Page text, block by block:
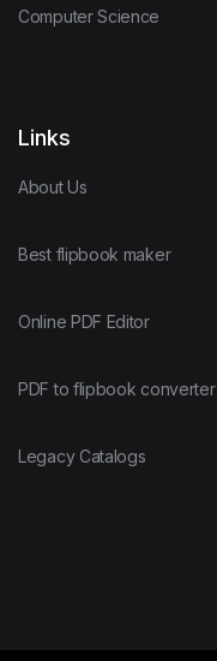
Computer Science
Links
About Us
Best flipbook maker
Online PDF Editor
PDF to flipbook converter
Legacy Catalogs